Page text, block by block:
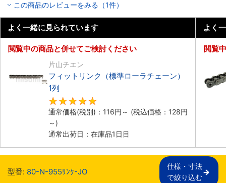
この商品のレビューをみる（1件）
よく一緒に見られています
閲覧中の商品と併せてご検討ください
片山チエン
フィットリンク（標準ローラチェーン）
1列
通常価格(税別)： 116円 ～ (税込価格： 128円
～)
通常出荷日：在庫品1日目
よく
閲覧
型番: 80-N-955ﾘﾝｸ-JO
仕様・寸法
で絞り込む